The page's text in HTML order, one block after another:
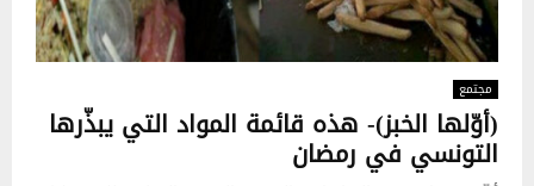
مجتمع
(أوّلها الخبز)- هذه قائمة المواد التي يبذّرها
التونسي في رمضان